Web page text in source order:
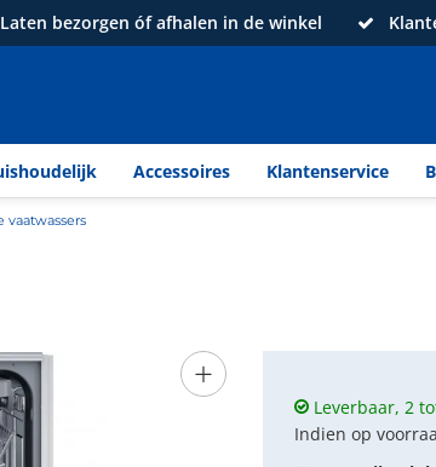
Laten bezorgen óf afhalen in de winkel
Accessoires Klantenservice
+
Leverbaar, 2
Indien op